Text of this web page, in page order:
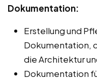
Dokumentation:
Erstellung und
Dokumentation,
die Architektur
Dokumentation